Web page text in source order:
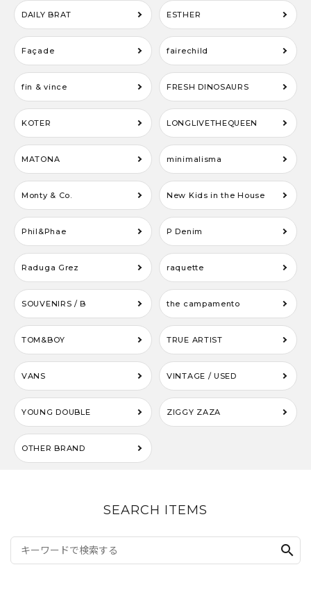
DAILY BRAT ESTHER
Façade fairechild
fin & vince FRESH DINOSAURS
KOTER LONGLIVETHEQUEEN
MATONA minimalisma
Monty & Co. New Kids in the House
Phil&Phae P Denim
Raduga Grez raquette
SOUVENIRS / B the campamento
TOM&BOY TRUE ARTIST
VANS VINTAGE / USED
YOUNG DOUBLE ZIGGY ZAZA
OTHER BRAND
SEARCH ITEMS
search